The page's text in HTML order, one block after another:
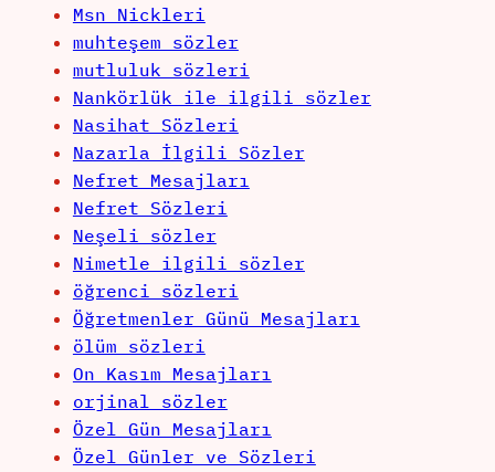
Msn Nickleri
muhteşem sözler
mutluluk sözleri
Nankörlük ile ilgili sözler
Nasihat Sözleri
Nazarla İlgili Sözler
Nefret Mesajları
Nefret Sözleri
Neşeli sözler
Nimetle ilgili sözler
öğrenci sözleri
Öğretmenler Günü Mesajları
ölüm sözleri
On Kasım Mesajları
orjinal sözler
Özel Gün Mesajları
Özel Günler ve Sözleri